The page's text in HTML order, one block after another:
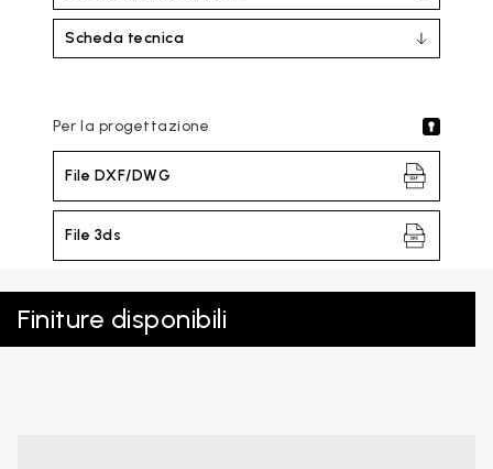
Scheda tecnica
Per la progettazione
File DXF/DWG
File 3ds
Finiture disponibili